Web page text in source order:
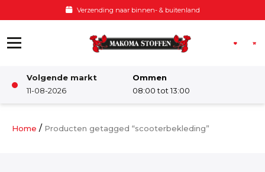
Verzending naar binnen- & buitenland
Volgende markt
11-08-2026
Ommen
08:00 tot 13:00
Damesstoffen
Home / Producten getagged “scooterbekleding”